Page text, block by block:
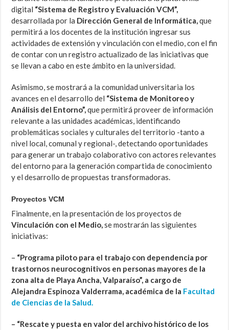
digital “Sistema de Registro y Evaluación VCM”,
desarrollada por la Dirección General de Informática,que
permitirá a los docentes de la institución ingresar sus
actividades de extensión y vinculación con el medio, con el fin
de contar con un registro actualizado de las iniciativas que
se llevan a cabo en este ámbito en la universidad.
Asimismo, se mostrará a la comunidad universitaria los
avances en el desarrollo del “Sistema de Monitoreo y
Análisis del Entorno”,que permitirá proveer de información
relevante a las unidades académicas, identificando
problemáticas sociales y culturales del territorio -tanto a
nivel local, comunal y regional-, detectando oportunidades
para generar un trabajo colaborativo con actores relevantes
del entorno para la generación compartida de conocimiento
y el desarrollo de propuestas transformadoras.
Proyectos VCM
Finalmente, en la presentación de los proyectos de
Vinculación con el Medio,se mostrarán las siguientes
iniciativas:
– “Programa piloto para el trabajo con dependencia por
trastornos neurocognitivos en personas mayores de la
zona alta de Playa Ancha, Valparaíso”, a cargo de
Alejandra Espinoza Valderrama, académica de la Facultad
de Ciencias de la Salud.
– “Rescate y puesta en valor del archivo histórico de los